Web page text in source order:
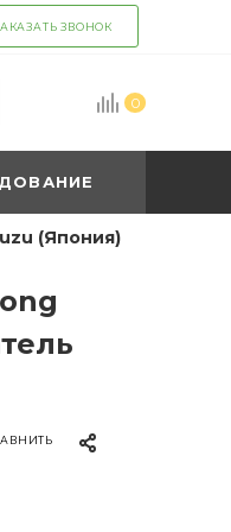
ЗВОНОК
0
(Япония)